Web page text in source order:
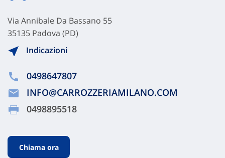
Via Annibale Da Bassano 55
35135 Padova (PD)
Indicazioni
0498647807
INFO@CARROZZERIAMILANO.COM
0498895518
Chiama ora